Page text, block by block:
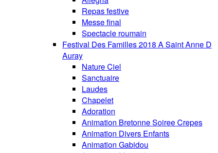
Repas festive
Messe final
Spectacle roumain
Festival Des Familles 2018 A Saint Anne D
Auray
Nature Ciel
Sanctuaire
Laudes
Chapelet
Adoration
Animation Bretonne Soiree Crepes
Animation Divers Enfants
Animation Gabidou